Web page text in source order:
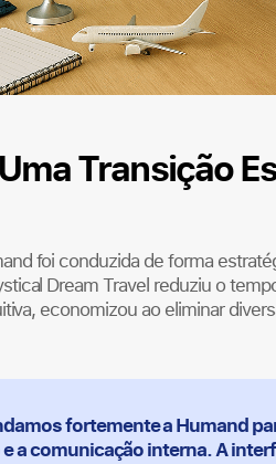
Transição
foi conduzida de forma
Dream Travel reduziu o
economizou ao eliminar
fortemente a Humand
a comunicação interna. A